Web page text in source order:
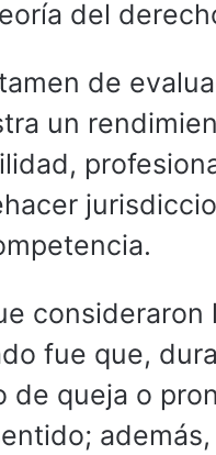
del
de
un
fue que,
de queja o